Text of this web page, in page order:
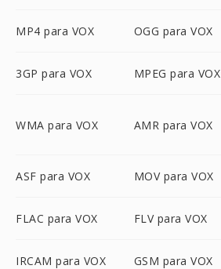
MP4 para VOX OGG para VOX
3GP para VOX MPEG para VOX
WMA para VOX AMR para VOX
ASF para VOX MOV para VOX
FLAC para VOX FLV para VOX
IRCAM para VOX GSM para VOX